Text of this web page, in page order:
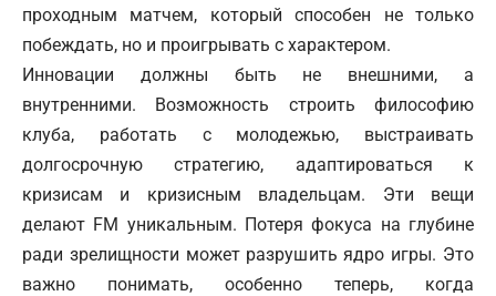
проходным матчем, который способен не только
побеждать, но и проигрывать с характером.
Инновации должны быть не внешними, а
внутренними. Возможность строить философию
клуба, работать с молодежью, выстраивать
долгосрочную стратегию, адаптироваться к
кризисам и кризисным владельцам. Эти вещи
делают FM уникальным. Потеря фокуса на глубине
ради зрелищности может разрушить ядро игры. Это
важно понимать, особенно теперь, когда